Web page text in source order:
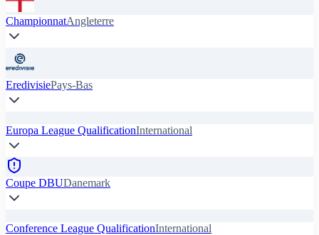
ChampionnatAngleterre
EredivisiePays-Bas
Europa League QualificationInternational
Coupe DBUDanemark
Conference League QualificationInternational